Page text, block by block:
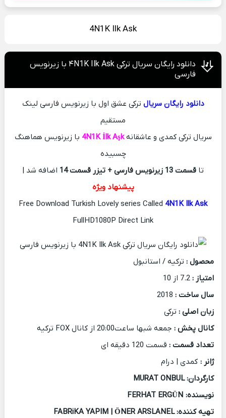
4N1K Ilk Ask
دانلود رایگان سریال ترکی ۴N1K Ilk Ask با زیرنویس
فارسی
دانلود رایگان سریال ترکی عشق اول با زیرنویس فارسی لینک
مستقیم
سریال ترکی کمدی و عاشقانه4N1K İlk Aşk با زیرنویس هماهنگ
چسبیده
تا قسمت 13 زیرنویس فارسی + تیزر قسمت 14
اضافه شد |
پیشنهاد ویژه
Free Download Turkish Lovely series Called 4N1K Ilk Ask
FullHD1080P Direct Link
محصول :ترکیه / استانبول
امتیاز :7.2 از 10
سال ساخت :2018
زبان اصلی :ترکی
کانال پخش : جمعه شبها ساعت20:00 از کانال FOX ترکیه
تعداد قسمت :قسمت 120 دقیقه ای
ژانر :کمدی | درام
کارگردان: MURAT ONBUL
نویسنده: FERHAT ERGÜN
تهیه کننده: FABRiKA YAPIM | ÖNER ARSLANEL